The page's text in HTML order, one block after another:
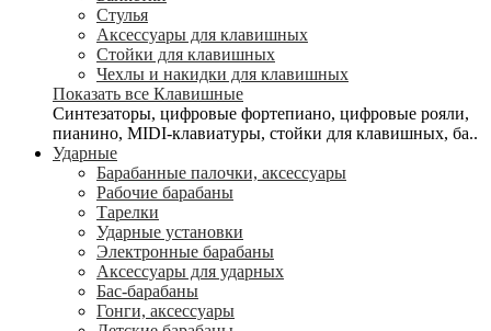
Стулья
Аксессуары для клавишных
Стойки для клавишных
Чехлы и накидки для клавишных
Показать все Клавишные
Синтезаторы, цифровые фортепиано, цифровые рояли,
пианино, MIDI-клавиатуры, стойки для клавишных, ба..
Ударные
Барабанные палочки, аксессуары
Рабочие барабаны
Тарелки
Ударные установки
Электронные барабаны
Аксессуары для ударных
Бас-барабаны
Гонги, аксессуары